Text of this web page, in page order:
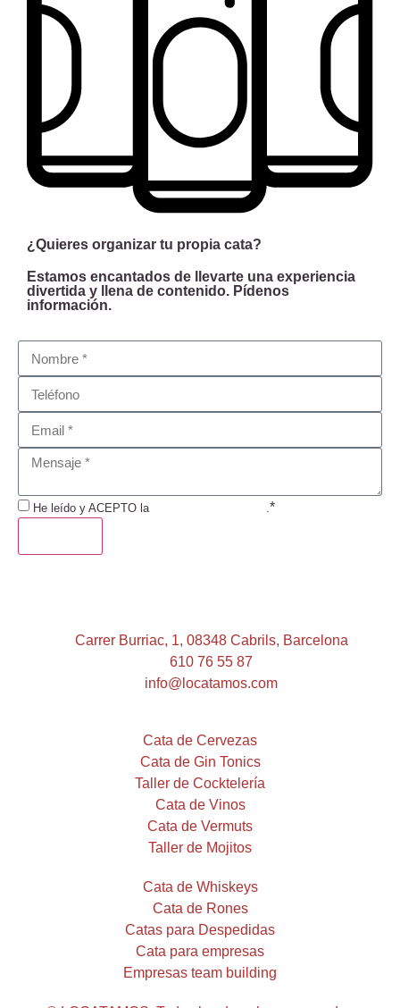
¿Quieres organizar tu propia cata?
Estamos encantados de llevarte una experiencia
divertida y llena de contenido. Pídenos
información.
He leído y ACEPTO la
*
Carrer Burriac, 1, 08348 Cabrils, Barcelona
610 76 55 87
info@locatamos.com
Cata de Cervezas
Cata de Gin Tonics
Taller de Cocktelería
Cata de Vinos
Cata de Vermuts
Taller de Mojitos
Cata de Whiskeys
Cata de Rones
Catas para Despedidas
Cata para empresas
Empresas team building